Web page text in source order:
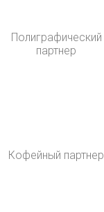
Полиграфический
партнер
Кофейный партнер